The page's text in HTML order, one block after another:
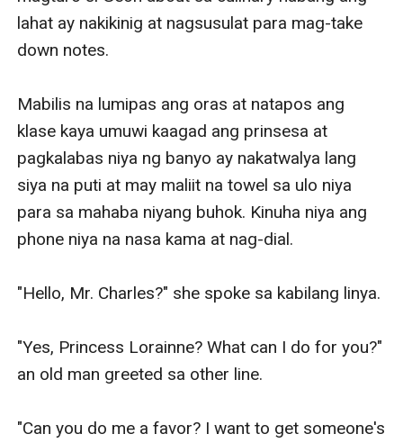
lahat ay nakikinig at nagsusulat para mag-take
down notes.
Mabilis na lumipas ang oras at natapos ang
klase kaya umuwi kaagad ang prinsesa at
pagkalabas niya ng banyo ay nakatwalya lang
siya na puti at may maliit na towel sa ulo niya
para sa mahaba niyang buhok. Kinuha niya ang
phone niya na nasa kama at nag-dial.
"Hello, Mr. Charles?" she spoke sa kabilang linya.
"Yes, Princess Lorainne? What can I do for you?"
an old man greeted sa other line.
"Can you do me a favor? I want to get someone's